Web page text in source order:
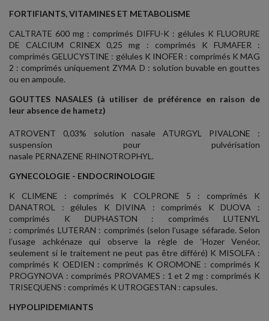
FORTIFIANTS, VITAMINES ET METABOLISME
CALTRATE 600 mg : comprimés DIFFU-K : gélules K FLUORURE
DE CALCIUM CRINEX 0,25 mg : comprimés K FUMAFER :
comprimés GELUCYSTINE : gélules K INOFER : comprimés K MAG
2 : comprimés uniquement ZYMA D : solution buvable en gouttes
ou en ampoule.
GOUTTES NASALES (à utiliser de préférence en raison de
leur absence de hametz)
ATROVENT 0,03% solution nasale ATURGYL PIVALONE :
suspension pour pulvérisation
nasale PERNAZENE RHINOTROPHYL.
GYNECOLOGIE - ENDOCRINOLOGIE
K CLIMENE : comprimés K COLPRONE 5 : comprimés K
DANATROL : gélules K DIVINA : comprimés K DUOVA :
comprimés K DUPHASTON : comprimés LUTENYL
: comprimés LUTERAN : comprimés (selon l’usage séfarade. Selon
l’usage achkénaze qui observe la règle de ‘Hozer Venéor,
seulement si le traitement ne peut pas être différé) K MISOLFA :
comprimés K OEDIEN : comprimés K OROMONE : comprimés K
PROGYNOVA : comprimés PROVAMES : 1 et 2 mg : comprimés K
TRISEQUENS : comprimés K UTROGESTAN : capsules.
HYPOLIPIDEMIANTS